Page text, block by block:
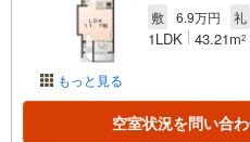
もっと見る
敷
6.9万円 礼
1LDK 43.21m2
空室状況を問い合